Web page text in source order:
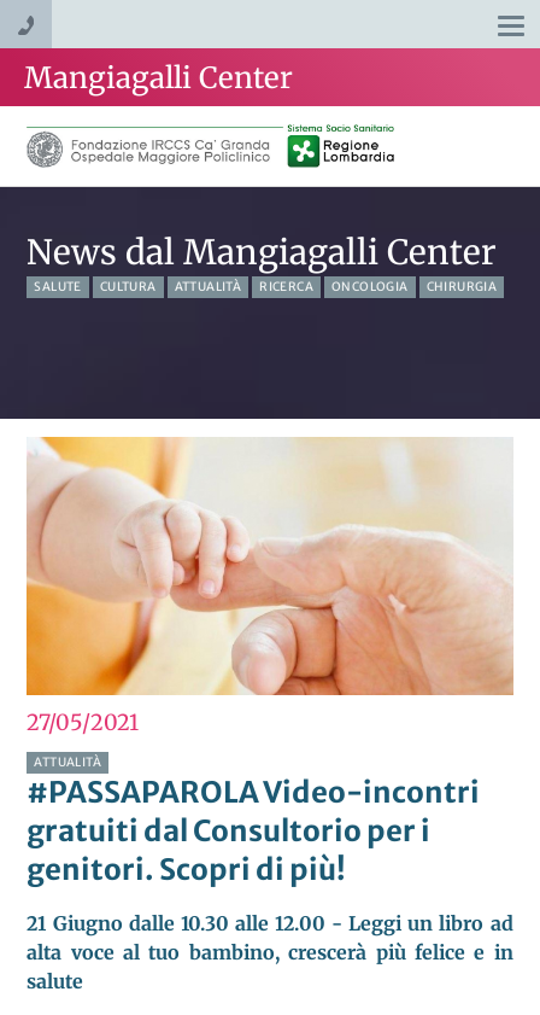
Mangiagalli Center
News dal Mangiagalli Center
SALUTE CULTURA ATTUALITÀ RICERCA ONCOLOGIA CHIRURGIA
27/052021
ATTUALITÀ
#PASSAPAROLA Video-incontri
gratuiti dal Consultorio per i
genitori. Scopri di più!
21 Giugno dalle 10.30 alle 12.00 - Leggi un libro ad
alta voce al tuo bambino, crescerà più felice e in
salute